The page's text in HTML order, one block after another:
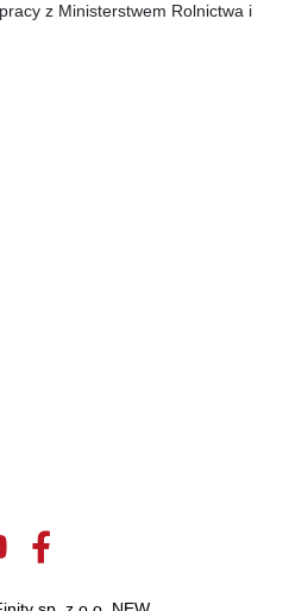
z Ministerstwem Rolnictwa i